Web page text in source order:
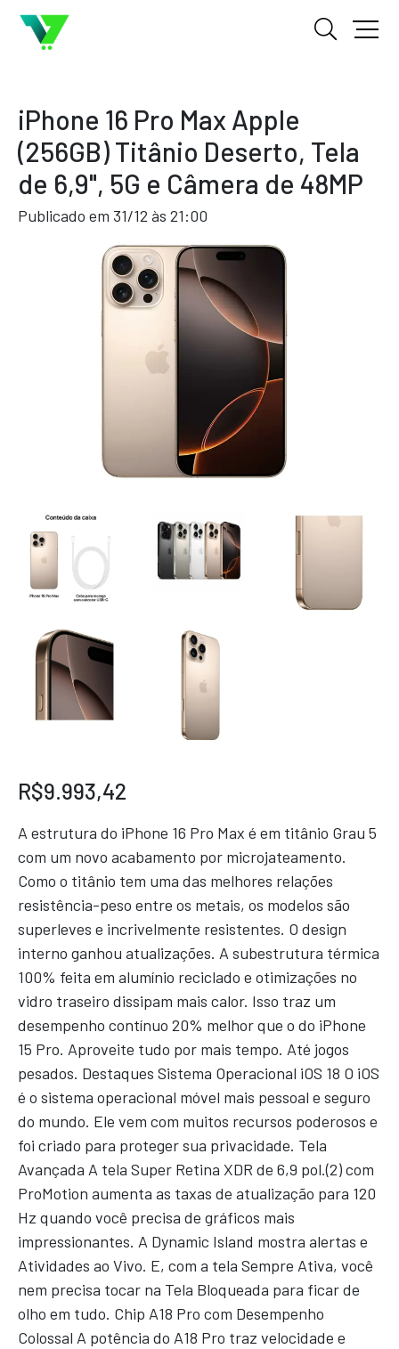
iPhone 16 Pro Max Apple
(256GB) Titânio Deserto, Tela
de 6,9", 5G e Câmera de 48MP
Publicado em 31/12 às 21:00
R$9.993,42
A estrutura do iPhone 16 Pro Max é em titânio Grau 5
com um novo acabamento por microjateamento.
Como o titânio tem uma das melhores relações
resistência-peso entre os metais, os modelos são
superleves e incrivelmente resistentes. O design
interno ganhou atualizações. A subestrutura térmica
100% feita em alumínio reciclado e otimizações no
vidro traseiro dissipam mais calor. Isso traz um
desempenho contínuo 20% melhor que o do iPhone
15 Pro. Aproveite tudo por mais tempo. Até jogos
pesados. Destaques Sistema Operacional iOS 18 O iOS
é o sistema operacional móvel mais pessoal e seguro
do mundo. Ele vem com muitos recursos poderosos e
foi criado para proteger sua privacidade. Tela
Avançada A tela Super Retina XDR de 6,9 pol.(2) com
ProMotion aumenta as taxas de atualização para 120
Hz quando você precisa de gráficos mais
impressionantes. A Dynamic Island mostra alertas e
Atividades ao Vivo. E, com a tela Sempre Ativa, você
nem precisa tocar na Tela Bloqueada para ficar de
olho em tudo. Chip A18 Pro com Desempenho
Colossal A potência do A18 Pro traz velocidade e